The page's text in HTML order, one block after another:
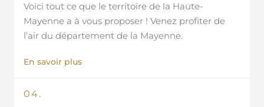
Voici tout ce que le territoire de la Haute-
Mayenne a à vous proposer ! Venez profiter de
l’air du département de la Mayenne.
En savoir plus
04.